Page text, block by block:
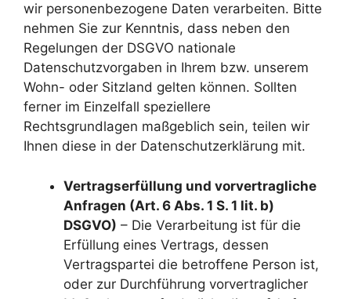
wir personenbezogene Daten verarbeiten. Bitte
nehmen Sie zur Kenntnis, dass neben den
Regelungen der DSGVO nationale
Datenschutzvorgaben in Ihrem bzw. unserem
Wohn- oder Sitzland gelten können. Sollten
ferner im Einzelfall speziellere
Rechtsgrundlagen maßgeblich sein, teilen wir
Ihnen diese in der Datenschutzerklärung mit.
Vertragserfüllung und vorvertragliche
Anfragen (Art. 6 Abs. 1 S. 1 lit. b)
DSGVO) – Die Verarbeitung ist für die
Erfüllung eines Vertrags, dessen
Vertragspartei die betroffene Person ist,
oder zur Durchführung vorvertraglicher